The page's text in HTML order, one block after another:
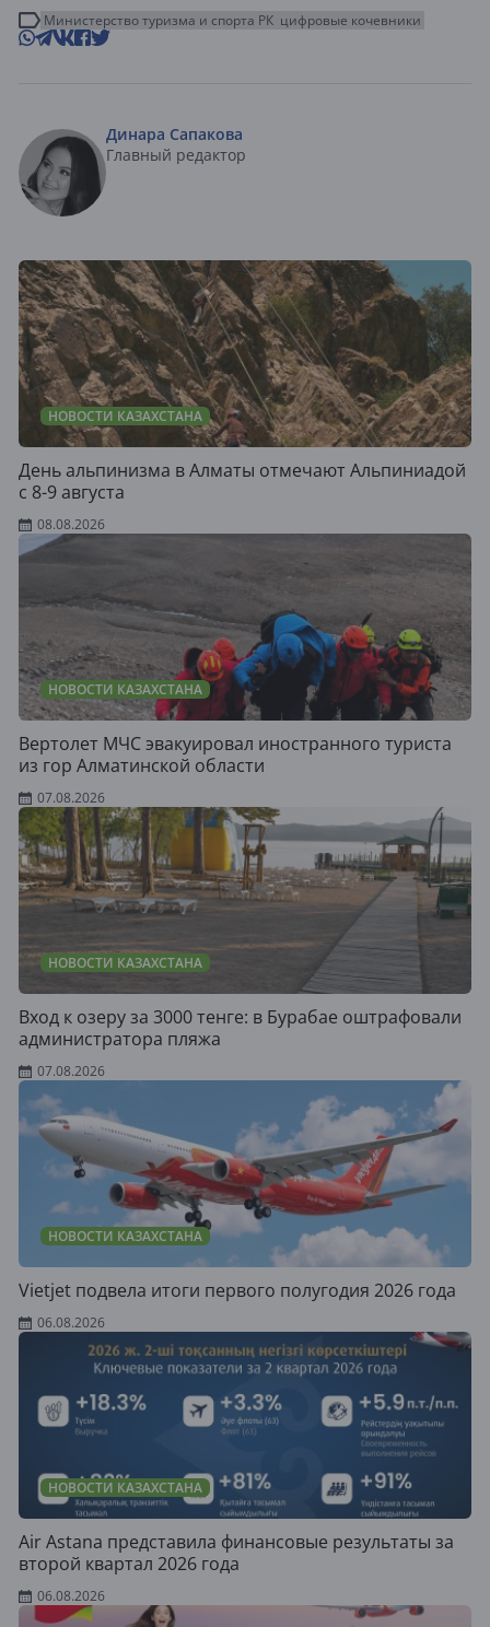
Министерство туризма и спорта РК цифровые кочевники
Динара Сапакова
Главный редактор
НОВОСТИ КАЗАХСТАНА
День альпинизма в Алматы отмечают Альпиниадой
с 8-9 августа
08.08.2026
НОВОСТИ КАЗАХСТАНА
Вертолет МЧС эвакуировал иностранного туриста
из гор Алматинской области
07.08.2026
НОВОСТИ КАЗАХСТАНА
Вход к озеру за 3000 тенге: в Бурабае оштрафовали
администратора пляжа
07.08.2026
НОВОСТИ КАЗАХСТАНА
Vietjet подвела итоги первого полугодия 2026 года
06.08.2026
НОВОСТИ КАЗАХСТАНА
Air Astana представила финансовые результаты за
второй квартал 2026 года
06.08.2026